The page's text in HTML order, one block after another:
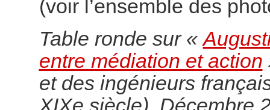
(voir l’ensemble des
Table ronde sur «
entre médiation et action
et des ingénieurs
XIXe siècle). Décembre